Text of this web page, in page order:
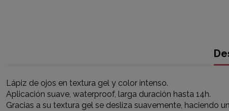
Lápiz de ojos en textura gel y color intenso.
Aplicación suave, waterproof, larga duración hasta 14h.
Gracias a su textura gel se desliza suavemente, haciendo